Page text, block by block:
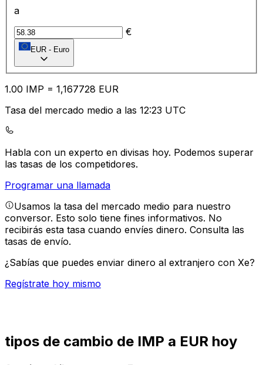
a
€
EUR - Euro
1.00 IMP = 1,167728 EUR
Tasa del mercado medio a las 12:23 UTC
Habla con un experto en divisas hoy. Podemos superar
las tasas de los competidores.
Programar una llamada
Usamos la tasa del mercado medio para nuestro
conversor. Esto solo tiene fines informativos. No
recibirás esta tasa cuando envíes dinero. Consulta las
tasas de envío.
¿Sabías que puedes enviar dinero al extranjero con Xe?
Regístrate hoy mismo
tipos de cambio de IMP a EUR hoy